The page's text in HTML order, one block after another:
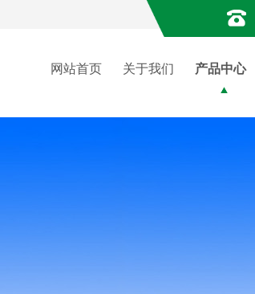
网站首页 关于我们 产品中心